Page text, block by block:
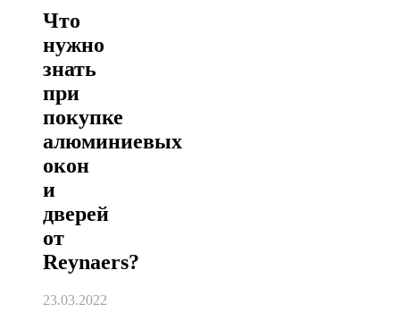
Что
нужно
знать
при
покупке
алюминиевых
окон
и
дверей
от
Reynaers?
23.03.2022